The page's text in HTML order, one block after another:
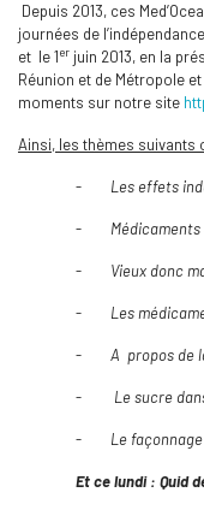
Depuis 2013, ces
journées de
et le 1er juin 2013, en la
Réunion et de Métropole
moments sur notre site
Ainsi, les thèmes suivants
- Les effets
-
- Vieux donc
- Les
- A propos de
- Le sucre
- Le fa
Et ce lundi : Quid